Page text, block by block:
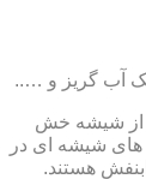
از شیشه خش
شیشه ای در
هستند.